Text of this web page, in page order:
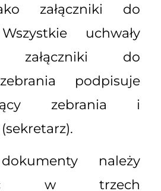
załączniki do
uchwały
załączniki do
podpisuje
zebrania i
należy
w trzech